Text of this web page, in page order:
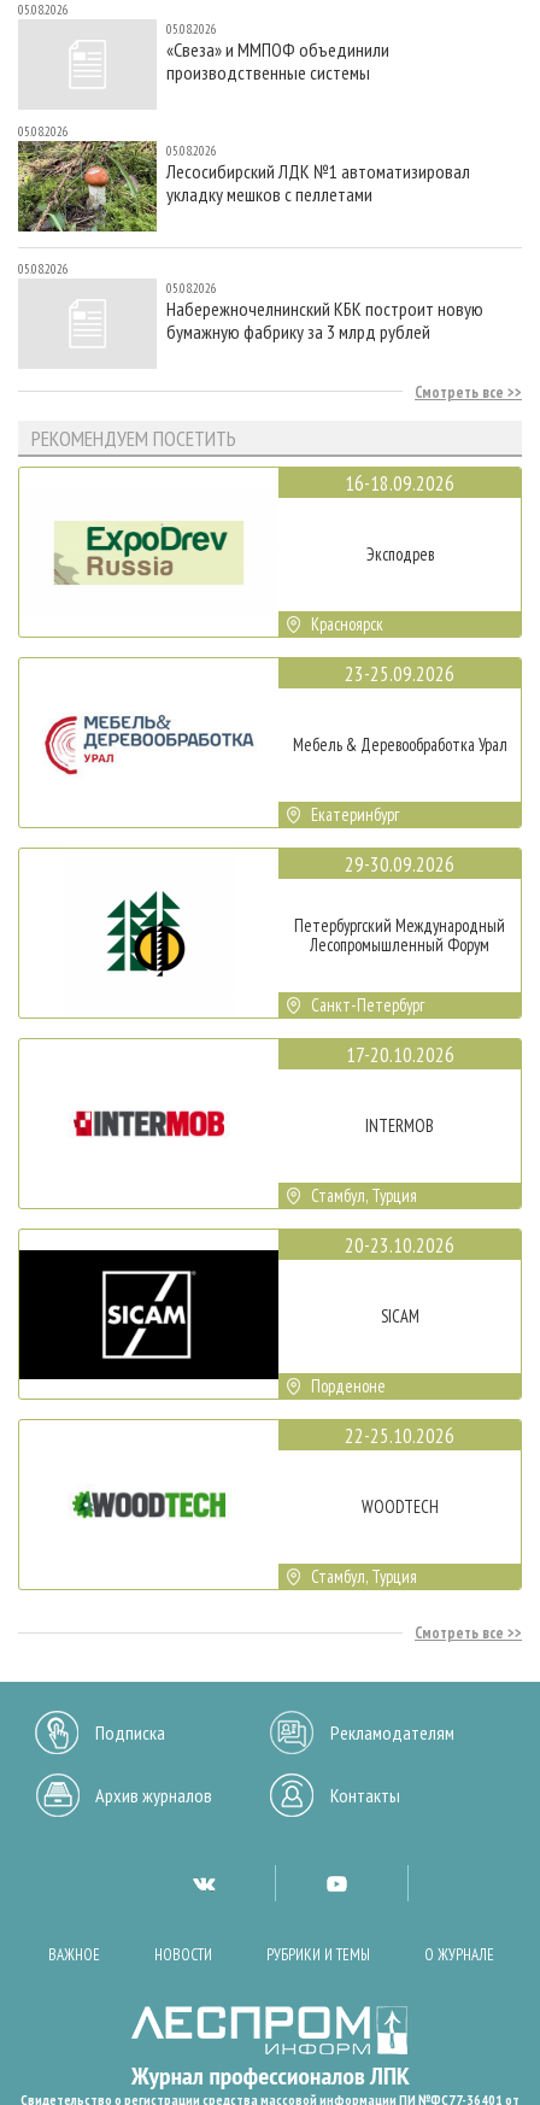
05.08.2026
05.08.2026
«Свеза» и ММПОФ объединили
производственные системы
05.08.2026
05.08.2026
Лесосибирский ЛДК №1 автоматизировал
укладку мешков с пеллетами
05.08.2026
05.08.2026
Набережночелнинский КБК построит новую
бумажную фабрику за 3 млрд рублей
Смотреть все
РЕКОМЕНДУЕМ ПОСЕТИТЬ
16-18.09.2026
Эксподрев
Красноярск
23-25.09.2026
Мебель & Деревообработка Урал
Екатеринбург
29-30.09.2026
Петербургский Международный
Лесопромышленный Форум
Санкт-Петербург
17-20.10.2026
INTERMOB
Стамбул, Турция
20-23.10.2026
SICAM
Порденоне
22-25.10.2026
WOODTECH
Стамбул, Турция
Смотреть все
Подписка Рекламодателям
Архив журналов Контакты
ВАЖНОЕ НОВОСТИ РУБРИКИ И ТЕМЫ О ЖУРНАЛЕ
Свидетельство о регистрации средства массовой информации ПИ №ФС77-36401 от